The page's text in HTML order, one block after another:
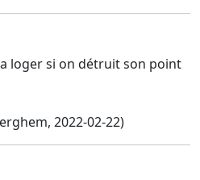
loger si on détruit son point
2022-02-22)